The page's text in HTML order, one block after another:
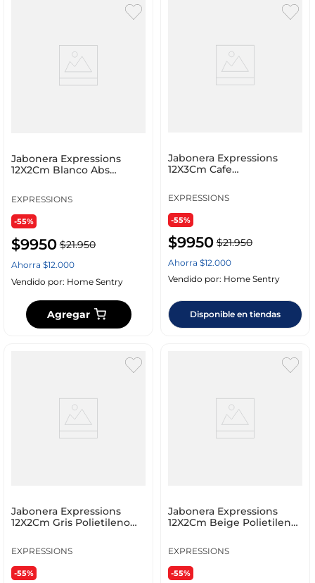
Jabonera Expressions
12X2Cm Blanco Abs
EXPRESSIONS
-55%
$9950 $21.950
Ahorra $12.000
Vendido por: Home Sentry
Agregar
Jabonera Expressions
12X3Cm Cafe
EXPRESSIONS
-55%
$9950 $21.950
Ahorra $12.000
Vendido por: Home Sentry
Disponible en tiendas
Jabonera Expressions
12X2Cm Gris Polietileno
EXPRESSIONS
-55%
Jabonera Expressions
12X2Cm Beige Polietileno
EXPRESSIONS
-55%